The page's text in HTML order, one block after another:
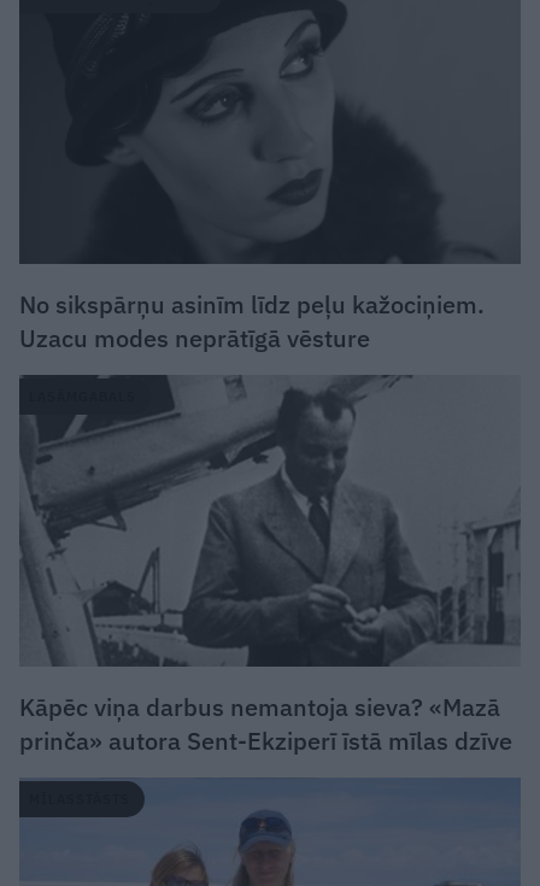
No sikspārņu asinīm līdz peļu kažociņiem.
Uzacu modes neprātīgā vēsture
Kāpēc viņa darbus nemantoja sieva? «Mazā
prinča» autora Sent-Ekziperī īstā mīlas dzīve